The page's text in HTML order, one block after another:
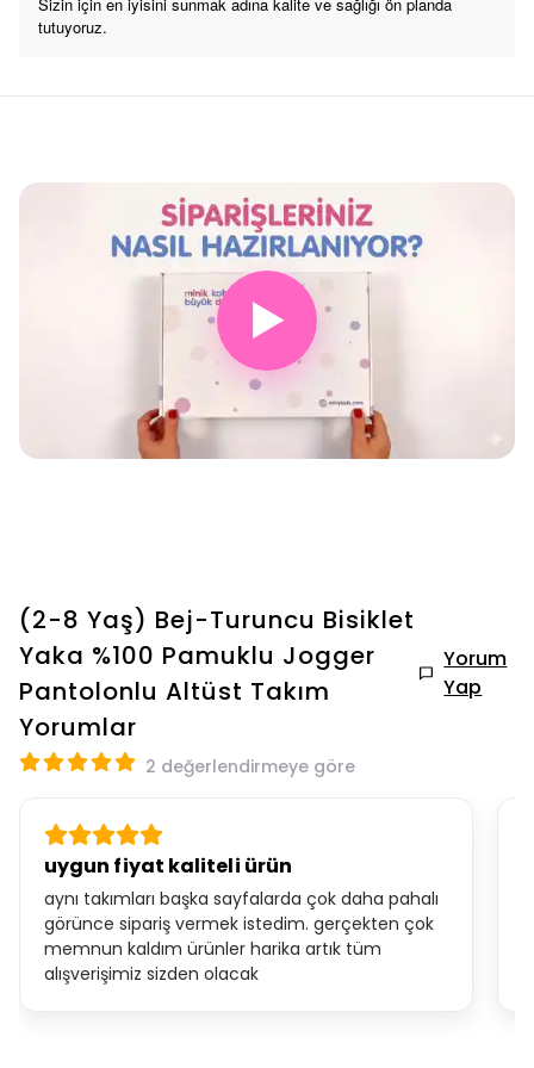
tutuyoruz.
▶
(2-8 Yaş) Bej-Turuncu Bisiklet
Yaka %100 Pamuklu Jogger
Pantolonlu Altüst Takım
Yorumlar
Yorum
Yap
2 değerlendirmeye göre
uygun fiyat kaliteli ürün
aynı takımları başka sayfalarda çok daha pahalı
görünce sipariş vermek istedim. gerçekten çok
memnun kaldım ürünler harika artık tüm
alışverişimiz sizden olacak